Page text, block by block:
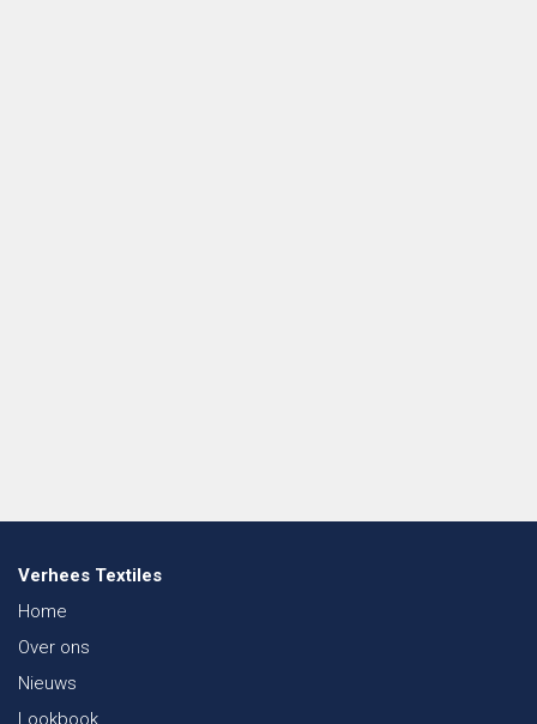
Verhees Textiles
Home
Over ons
Nieuws
Lookbook